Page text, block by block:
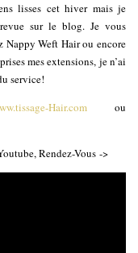
lisses cet hiver mais je
sur le blog. Je vous
Nappy Weft Hair ou encore
mes extensions, je n’ai
service!
Hair.com ou
Rendez-Vous ->